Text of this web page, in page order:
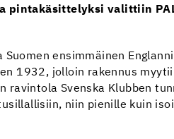
valittiin
ensimmäinen
1932, jolloin rakennus
ravintola Svenska Klubben
niin pienille kuin